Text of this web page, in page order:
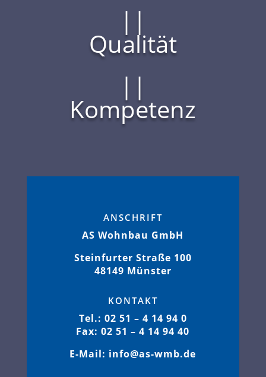
||
Qualität
||
Kompetenz
ANSCHRIFT
AS Wohnbau GmbH
Steinfurter Straße 100
48149 Münster
KONTAKT
Tel.: 02 51 – 4 14 94 0
Fax: 02 51 – 4 14 94 40
E-Mail: info@as-wmb.de